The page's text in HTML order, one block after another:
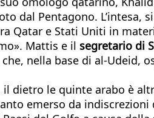
dal Pentagono.
Qatar e Stati Uniti in
Mattis e il segretario di
nella base di al-
dietro le quinte arabo è
emerso da indiscrezioni